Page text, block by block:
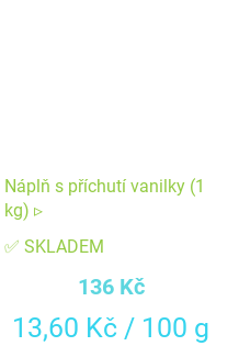
Náplň s příchutí vanilky (1
kg) ▹
✅ SKLADEM
136 Kč
Měrná
13,60 Kč / 100 g